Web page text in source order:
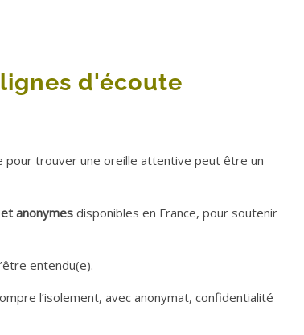
d'écoute
pour trouver une oreille attentive peut être un
anonymesdisponibles en France, pour soutenir
entendu(e).
l’isolement, avec anonymat, confidentialité